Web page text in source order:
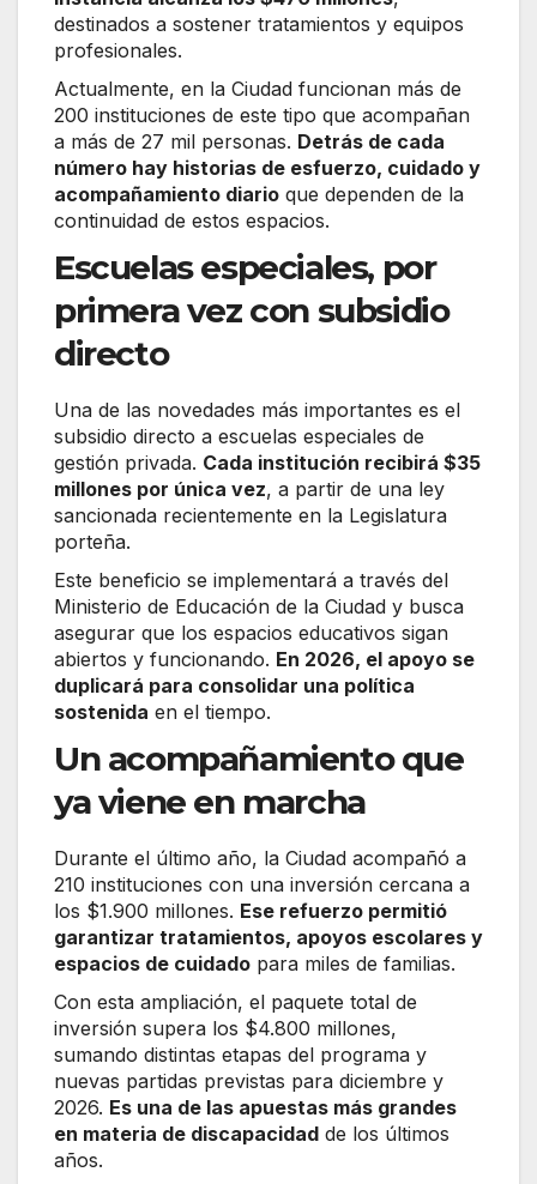
destinados a sostener tratamientos y equipos
profesionales.
Actualmente, en la Ciudad funcionan más de
200 instituciones de este tipo que acompañan
a más de 27 mil personas. Detrás de cada
número hay historias de esfuerzo, cuidado y
acompañamiento diario que dependen de la
continuidad de estos espacios.
Escuelas especiales, por
primera vez con subsidio
directo
Una de las novedades más importantes es el
subsidio directo a escuelas especiales de
gestión privada. Cada institución recibirá $35
millones por única vez, a partir de una ley
sancionada recientemente en la Legislatura
porteña.
Este beneficio se implementará a través del
Ministerio de Educación de la Ciudad y busca
asegurar que los espacios educativos sigan
abiertos y funcionando. En 2026, el apoyo se
duplicará para consolidar una política
sostenida en el tiempo.
Un acompañamiento que
ya viene en marcha
Durante el último año, la Ciudad acompañó a
210 instituciones con una inversión cercana a
los $1.900 millones. Ese refuerzo permitió
garantizar tratamientos, apoyos escolares y
espacios de cuidado para miles de familias.
Con esta ampliación, el paquete total de
inversión supera los $4.800 millones,
sumando distintas etapas del programa y
nuevas partidas previstas para diciembre y
2026. Es una de las apuestas más grandes
en materia de discapacidad de los últimos
años.